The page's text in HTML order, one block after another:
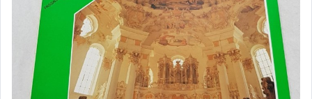
。日本香爐。
。日本花道道具。
。日本木製花台。